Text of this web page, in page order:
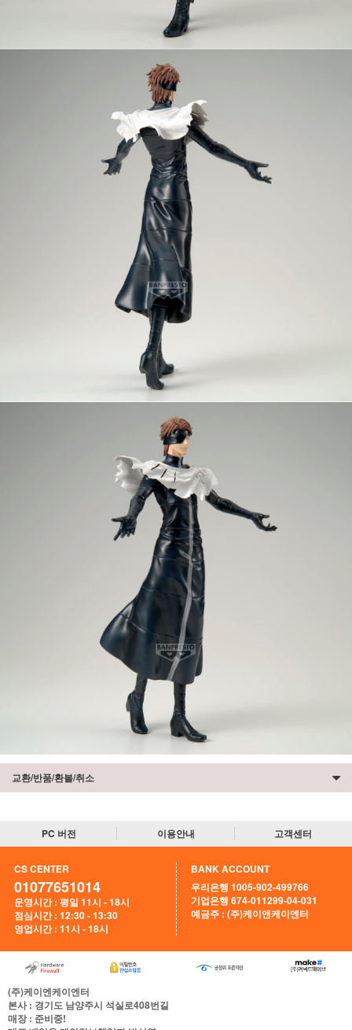
교환/반품/환불/취소
PC 버전 이용안내 고객센터
CS CENTER
01077651014
운영시간 : 평일 11시 - 18시
점심시간 : 12:30 - 13:30
영업시간 : 11시 - 18시
BANK ACCOUNT
우리은행 1005-902-499766
기업은행 674-011299-04-031
예금주 : (주)케이앤케이엔터
(주)케이엔케이엔터
본사: 경기도 남양주시 석실로408번길
매장: 준비중!